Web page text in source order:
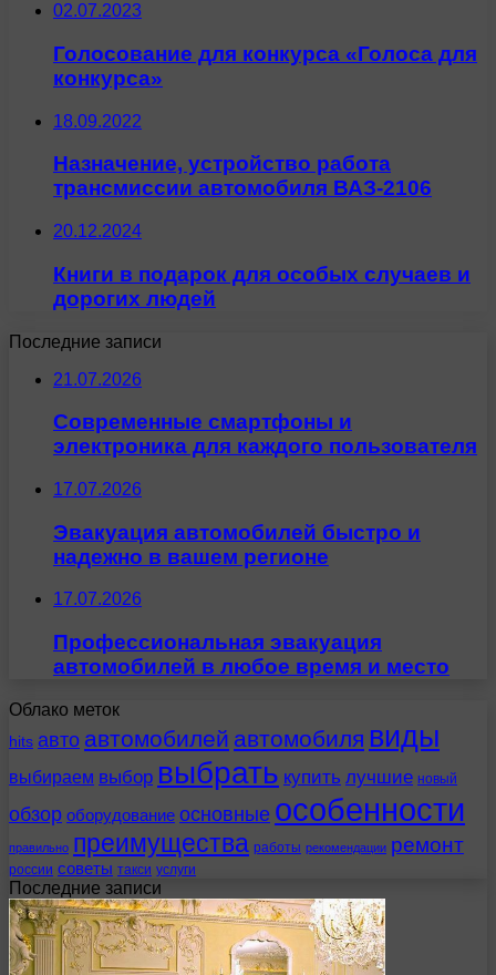
02.07.2023
Голосование для конкурса «Голоса для
конкурса»
18.09.2022
Назначение, устройство работа
трансмиссии автомобиля ВАЗ-2106
20.12.2024
Книги в подарок для особых случаев и
дорогих людей
Последние записи
21.07.2026
Современные смартфоны и
электроника для каждого пользователя
17.07.2026
Эвакуация автомобилей быстро и
надежно в вашем регионе
17.07.2026
Профессиональная эвакуация
автомобилей в любое время и место
Облако меток
hits авто автомобилей автомобиля виды
выбираем выбор выбрать купить лучшие новый
обзор оборудование основные особенности
правильно преимущества работы рекомендации ремонт
россии советы такси услуги
Последние записи